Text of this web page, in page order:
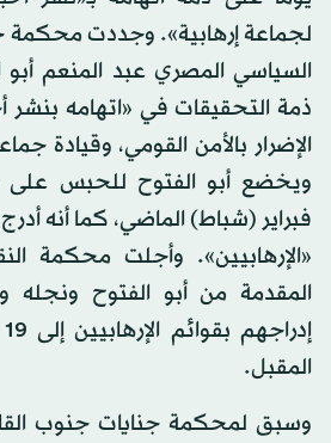
لجماعة إرهابية». وجددت محكمة
ذمة التحقيقات في «اتهامه بنشر
الإضرار بالأمن القومي، وقيادة
ويخضع أبو الفتوح للحبس على
فبراير (شباط) الماضي، كما أنه
«الإرهابيين». وأجلت محكمة
المقبل.
وسبق لمحكمة جنايات جنوب